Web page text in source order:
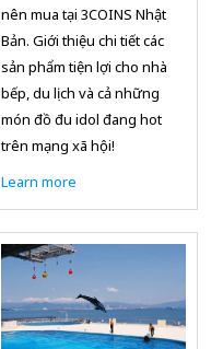
nên mua tại 3COINS Nhật
Bản. Giới thiệu chi tiết các
sản phẩm tiện lợi cho nhà
bếp, du lịch và cả những
món đồ đu idol đang hot
trên mạng xã hội!
Learn more